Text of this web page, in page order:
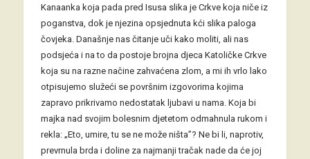
Kanaanka koja pada pred Isusa slika je Crkve koja niče iz
poganstva, dok je njezina opsjednuta kći slika paloga
čovjeka. Današnje nas čitanje uči kako moliti, ali nas
podsjeća i na to da postoje brojna djeca Katoličke Crkve
koja su na razne načine zahvaćena zlom, a mi ih vrlo lako
otpisujemo služeći se površnim izgovorima kojima
zapravo prikrivamo nedostatak ljubavi u nama. Koja bi
majka nad svojim bolesnim djetetom odmahnula rukom i
rekla: „Eto, umire, tu se ne može ništa”? Ne bi li, naprotiv,
prevrnula brda i doline za najmanji tračak nade da će joj